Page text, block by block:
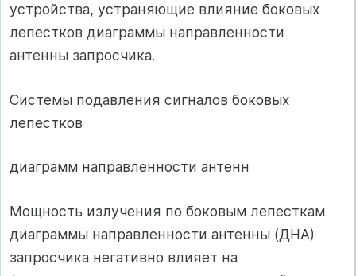
устройства, устраняющие влияние боковых
лепестков диаграммы направленности
антенны запросчика.
Системы подавления сигналов боковых
лепестков
диаграмм направленности антенн
Мощность излучения по боковым лепесткам
диаграммы направленности антенны (ДНА)
запросчика негативно влияет на